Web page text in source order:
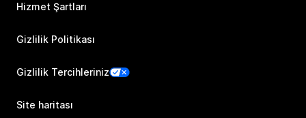
Hizmet Şartları
Gizlilik Politikası
Gizlilik Tercihleriniz
Site haritası